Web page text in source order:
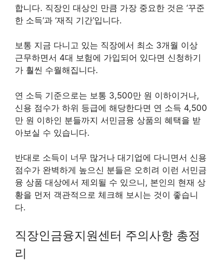
합니다. 직장인 대상인 만큼 가장 중요한 것은 ‘꾸준
한 소득’과 ‘재직 기간’입니다.
보통 지금 다니고 있는 직장에서 최소 3개월 이상
근무하면서 4대 보험에 가입되어 있다면 신청하기
가 훨씬 수월해집니다.
연 소득 기준으로는 보통 3,500만 원 이하이거나,
신용 점수가 하위 등급에 해당한다면 연 소득 4,500
만 원 이하인 분들까지 서민금융 상품의 혜택을 받
아보실 수 있습니다.
반대로 소득이 너무 많거나 대기업에 다니면서 신용
점수가 완벽하게 높으신 분들은 오히려 이런 서민금
융 상품 대상에서 제외될 수 있으니, 본인의 현재 상
황을 먼저 객관적으로 체크해 보시는 것이 좋습니
다.
직장인금융지원센터 주의사항 총정
리